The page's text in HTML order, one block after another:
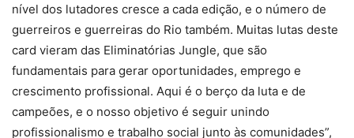
nível dos lutadores cresce a cada edição, e o número de
guerreiros e guerreiras do Rio também. Muitas lutas deste
card vieram das Eliminatórias Jungle, que são
fundamentais para gerar oportunidades, emprego e
crescimento profissional. Aqui é o berço da luta e de
campeões, e o nosso objetivo é seguir unindo
profissionalismo e trabalho social junto às comunidades”,